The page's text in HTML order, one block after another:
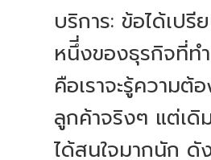
บริการ: ข้อได้เปรี
หนึี่งของธุรกิจที่ท
คือเราจะรู้ความต้
ลูกค้าจริงๆ แต่เดิม
ได้สนใจมากนัก ดั